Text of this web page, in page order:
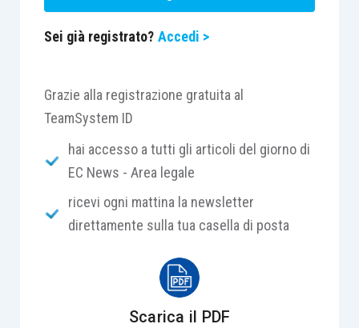
Sei già registrato? Accedi >
Grazie alla registrazione gratuita al
TeamSystem ID
hai accesso a tutti gli articoli del giorno di
EC News - Area legale
ricevi ogni mattina la newsletter
direttamente sulla tua casella di posta
Scarica il PDF